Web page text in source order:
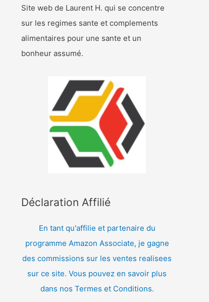
Site web de Laurent H. qui se concentre
sur les regimes sante et complements
alimentaires pour une sante et un
bonheur assumé.
Déclaration Affilié
En tant qu'affilie et partenaire du
programme Amazon Associate, je gagne
des commissions sur les ventes realisees
sur ce site. Vous pouvez en savoir plus
dans nos Termes et Conditions.